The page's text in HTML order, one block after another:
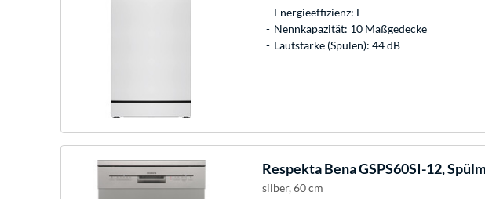
Energieeffizienz: E
Nennkapazität: 10 Maßgedecke
Lautstärke (Spülen): 44 dB
RespektaBena GSPS60SI-12,
silber, 60 cm